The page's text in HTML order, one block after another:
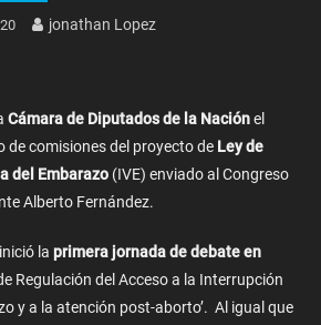
Jonathan Lopez
Cámara de Diputados de la Naciónel
comisiones del proyecto de Ley de
del Embarazo (IVE) enviado al Congreso
Alberto Fernández.
la primera jornada de debate en
Regulación del Acceso a la Interrupción
y a la atención post-aborto’. Al igual que